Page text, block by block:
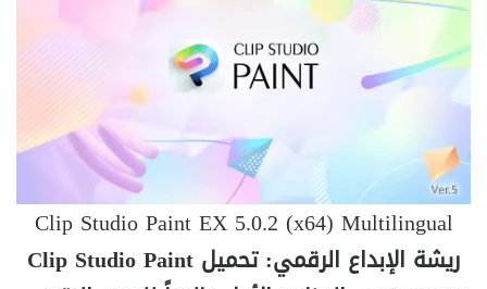
Clip Studio Paint EX 5.0.2 (x64) Multilingual
ريشة الإبداع الرقمي: تحميل Clip Studio Paint